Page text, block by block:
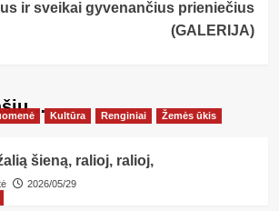
ir sveikai gyvenančius prieniečius
(GALERIJA)
Kultūra Renginiai Žemės ūkis
šieną, ralioj, ralioj,
2026/05/29